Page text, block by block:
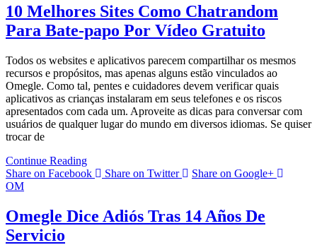
10 Melhores Sites Como Chatrandom
Para Bate-papo Por Vídeo Gratuito
Todos os websites e aplicativos parecem compartilhar os mesmos
recursos e propósitos, mas apenas alguns estão vinculados ao
Omegle. Como tal, pentes e cuidadores devem verificar quais
aplicativos as crianças instalaram em seus telefones e os riscos
apresentados com cada um. Aproveite as dicas para conversar com
usuários de qualquer lugar do mundo em diversos idiomas. Se quiser
trocar de
Continue Reading
Share on Facebook
Share on Twitter
Share on Google+
OM
Omegle Dice Adiós Tras 14 Años De
Servicio